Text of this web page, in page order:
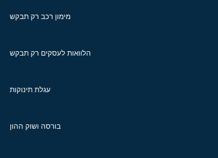
מימון רכב רק תבקש
הלוואות לעסקים רק תבקש
עגלת תינוקות
בורסה ושוק ההון